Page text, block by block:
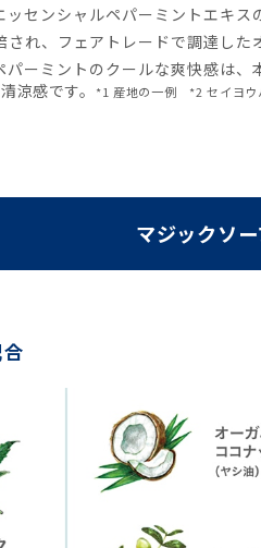
センシャルペパーミントエキス
され、フェアトレードで調達した
パーミントのクールな爽快感は、
涼感です。
*1 産地の一例 *2 セイヨウ
マジックソ